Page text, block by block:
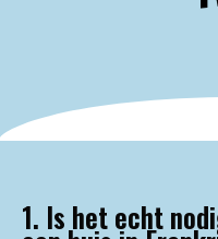
1. Is het echt